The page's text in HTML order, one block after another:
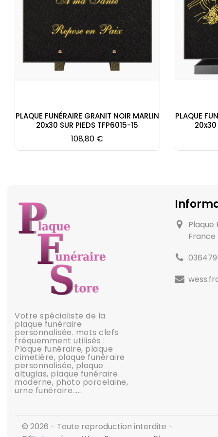
PLAQUE FUNÉRAIRE GRANIT NOIR MARLIN
20x30 SUR PIEDS TFP6015-15
Prix
108,80 €
PLAQUE
20x30
Votre spécialiste de la
plaque funéraire
personnalisée. mots clefs
fréquemment utilisés :
Plaque funéraire, plaque
cimetière, plaque funéraire
personnalisée, plaque
altuglas, plaque funéraire
moderne, photo porcelaine,
urne funéraire......
Plaque
France
© 2026 - Toute reproduction interdite -